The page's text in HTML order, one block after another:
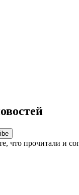
что прочитали и